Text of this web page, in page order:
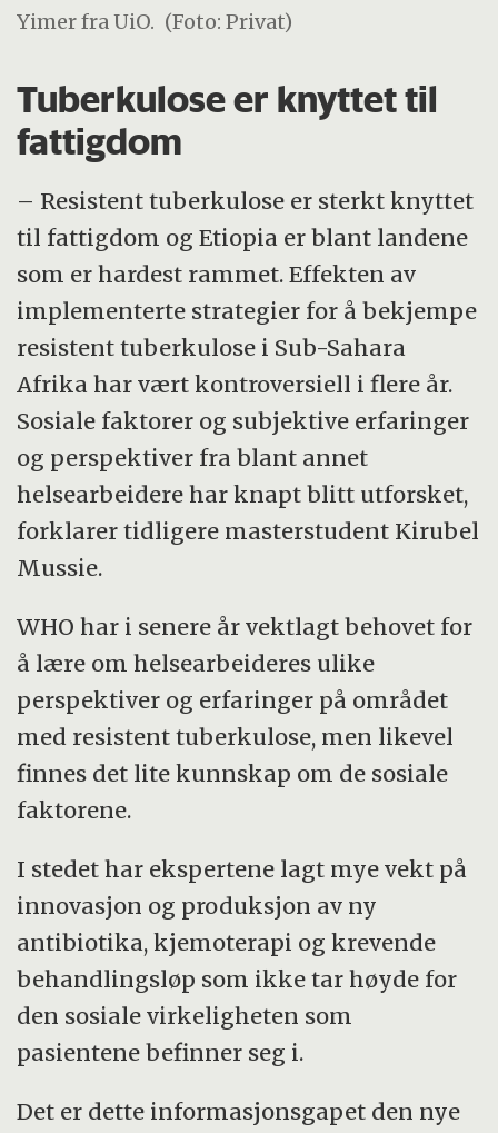
Yimer fra UiO. (Foto: Privat)
Tuberkulose er knyttet til
fattigdom
– Resistent tuberkulose er sterkt knyttet
til fattigdom og Etiopia er blant landene
som er hardest rammet. Effekten av
implementerte strategier for å bekjempe
resistent tuberkulose i Sub-Sahara
Afrika har vært kontroversiell i flere år.
Sosiale faktorer og subjektive erfaringer
og perspektiver fra blant annet
helsearbeidere har knapt blitt utforsket,
forklarer tidligere masterstudent Kirubel
Mussie.
WHO har i senere år vektlagt behovet for
å lære om helsearbeideres ulike
perspektiver og erfaringer på området
med resistent tuberkulose, men likevel
finnes det lite kunnskap om de sosiale
faktorene.
I stedet har ekspertene lagt mye vekt på
innovasjon og produksjon av ny
antibiotika, kjemoterapi og krevende
behandlingsløp som ikke tar høyde for
den sosiale virkeligheten som
pasientene befinner seg i.
Det er dette informasjonsgapet den nye